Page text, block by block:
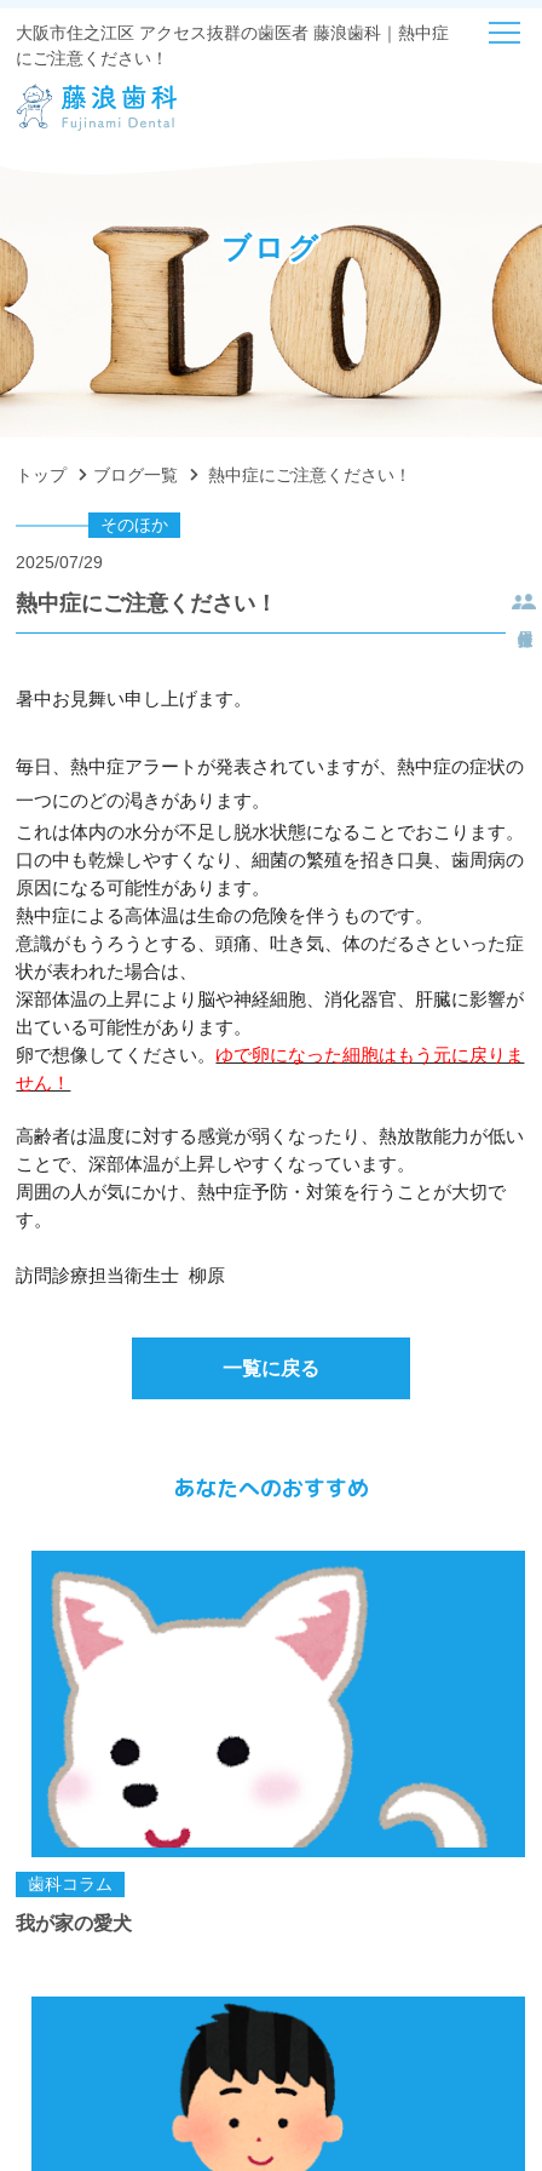
大阪市住之江区 アクセス抜群の歯医者 藤浪歯科｜熱中症
にご注意ください！
ブログ
トップ ブログ一覧 熱中症にご注意ください！
そのほか
2025/07/29
熱中症にご注意ください！
暑中お見舞い申し上げます。
毎日、熱中症アラートが発表されていますが、熱中症の症状の
一つにのどの渇きがあります。
これは体内の水分が不足し脱水状態になることでおこります。
口の中も乾燥しやすくなり、細菌の繁殖を招き口臭、歯周病の
原因になる可能性があります。
熱中症による高体温は生命の危険を伴うものです。
意識がもうろうとする、頭痛、吐き気、体のだるさといった症
状が表われた場合は、
深部体温の上昇により脳や神経細胞、消化器官、肝臓に影響が
出ている可能性があります。
卵で想像してください。 ゆで卵になった細胞はもう元に戻りま
せん！
高齢者は温度に対する感覚が弱くなったり、熱放散能力が低い
ことで、深部体温が上昇しやすくなっています。
周囲の人が気にかけ、熱中症予防・対策を行うことが大切で
す。
訪問診療担当衛生士 柳原
一覧に戻る
あなたへのおすすめ
歯科コラム
我が家の愛犬